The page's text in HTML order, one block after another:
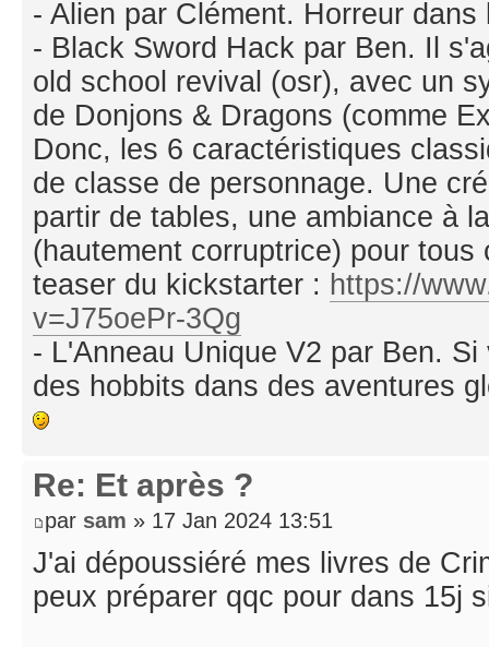
- Alien par Clément. Horreur dans
- Black Sword Hack par Ben. Il
old school revival (osr), avec un
de Donjons & Dragons (comme
Donc, les 6 caractéristiques
de classe de personnage. Une
partir de tables, une ambiance à
(hautement corruptrice) pour
teaser du kickstarter : https://
v=J75oePr-3Qg
- L'Anneau Unique V2 par Ben.
des hobbits dans des aventures
Re: Et après ?
par sam » 17 Jan 2024 13:51
J'ai dépoussiéré mes livres de
peux préparer qqc pour dans 15j